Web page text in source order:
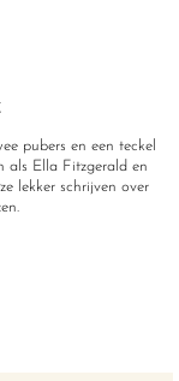
pubers en een teckel
als Ella Fitzgerald en
lekker schrijven over